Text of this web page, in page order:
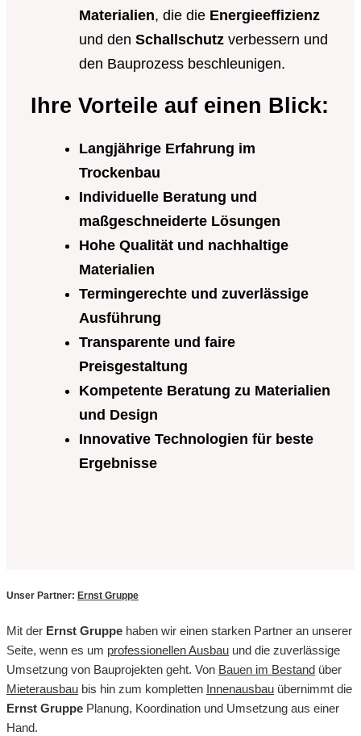
Materialien, die die Energieeffizienz
und den Schallschutz verbessern und
den Bauprozess beschleunigen.
Ihre Vorteile auf einen Blick:
Langjährige Erfahrung im
Trockenbau
Individuelle Beratung und
maßgeschneiderte Lösungen
Hohe Qualität und nachhaltige
Materialien
Termingerechte und zuverlässige
Ausführung
Transparente und faire
Preisgestaltung
Kompetente Beratung zu Materialien
und Design
Innovative Technologien für beste
Ergebnisse
Unser Partner: Ernst Gruppe
Mit der Ernst Gruppe haben wir einen starken Partner an unserer
Seite, wenn es um professionellen Ausbau und die zuverlässige
Umsetzung von Bauprojekten geht. Von Bauen im Bestand über
Mieterausbau bis hin zum kompletten Innenausbau übernimmt die
Ernst Gruppe Planung, Koordination und Umsetzung aus einer
Hand.